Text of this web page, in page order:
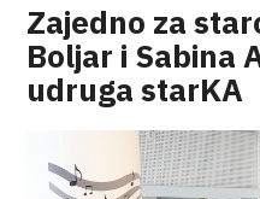
Zajedno za
Boljar i Sabina
udruga starKA